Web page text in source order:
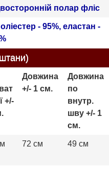
полар фліс
- 95%, еластан -
+/-
Довжина
+/- 1 cм.
Довжина
по
внутр.
шву +/- 1
cм.
72 см 49 см